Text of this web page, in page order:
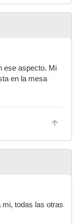
ese aspecto. Mi
en la mesa
mi, todas las otras